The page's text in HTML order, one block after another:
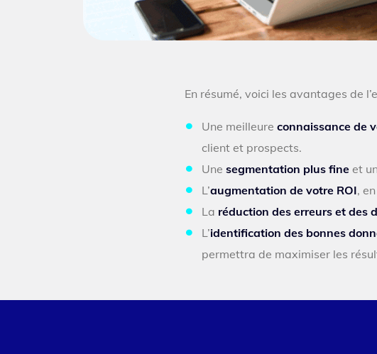
En résumé, voici les avantages de
Une meilleure connaissance de
client et prospects.
Une segmentation plus fineet
L’augmentation de votre ROI,
La réduction des erreurs et des
L’identification des bonnes
permettra de maximiser les